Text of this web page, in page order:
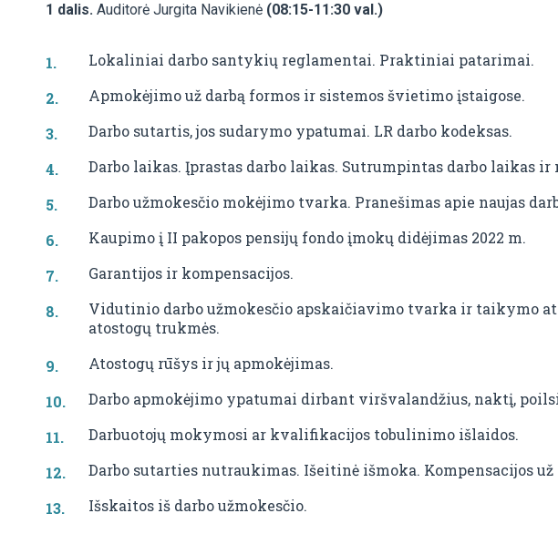
1 dalis. Auditorė Jurgita Navikienė (08:15-11:30 val.)
Lokaliniai darbo santykių reglamentai. Praktiniai patarimai.
Apmokėjimo už darbą formos ir sistemos švietimo įstaigose.
Darbo sutartis, jos sudarymo ypatumai. LR darbo kodeksas.
Darbo laikas. Įprastas darbo laikas. Sutrumpintas darbo laikas ir
Darbo užmokesčio mokėjimo tvarka. Pranešimas apie naujas
Kaupimo į II pakopos pensijų fondo įmokų didėjimas 2022 m.
Garantijos ir kompensacijos.
Vidutinio darbo užmokesčio apskaičiavimo tvarka ir taikymo
atostogų trukmės.
Atostogų rūšys ir jų apmokėjimas.
Darbo apmokėjimo ypatumai dirbant viršvalandžius, naktį,
Darbuotojų mokymosi ar kvalifikacijos tobulinimo išlaidos.
Darbo sutarties nutraukimas. Išeitinė išmoka. Kompensacijos už
Išskaitos iš darbo užmokesčio.